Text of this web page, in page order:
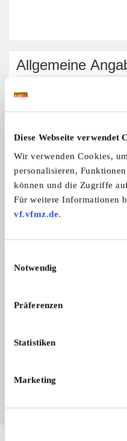
Diese Webseite verwendet
Wir verwenden Cookies,
personalisieren,
können und die Zugriffe
Für weitere Informationen
vf.vfmz.de.
Notwendig
Präferenzen
Statistiken
Marketing
Allgemeine
Automarken:
IFA- und
jetzt diesen